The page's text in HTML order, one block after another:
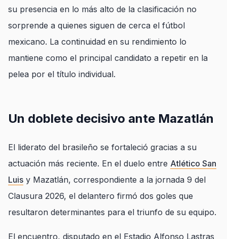
su presencia en lo más alto de la clasificación no
sorprende a quienes siguen de cerca el fútbol
mexicano. La continuidad en su rendimiento lo
mantiene como el principal candidato a repetir en la
pelea por el título individual.
Un doblete decisivo ante Mazatlán
El liderato del brasileño se fortaleció gracias a su
actuación más reciente. En el duelo entre Atlético San
Luis y Mazatlán, correspondiente a la jornada 9 del
Clausura 2026, el delantero firmó dos goles que
resultaron determinantes para el triunfo de su equipo.
El encuentro, disputado en el Estadio Alfonso Lastras